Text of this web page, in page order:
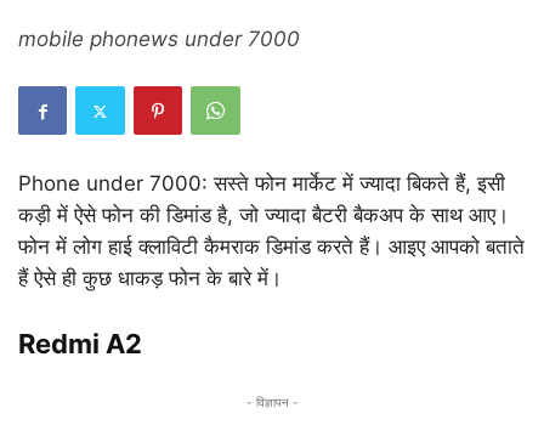
mobile phonews under 7000
Phone under 7000: सस्ते फोन मार्केट में ज्यादा बिकते हैं, इसी
कड़ी में ऐसे फोन की डिमांड है, जो ज्यादा बैटरी बैकअप के साथ आए।
फोन में लोग हाई क्लाविटी कैमराक डिमांड करते हैं। आइए आपको बताते
हैं ऐसे ही कुछ धाकड़ फोन के बारे में।
Redmi A2
- विज्ञापन -